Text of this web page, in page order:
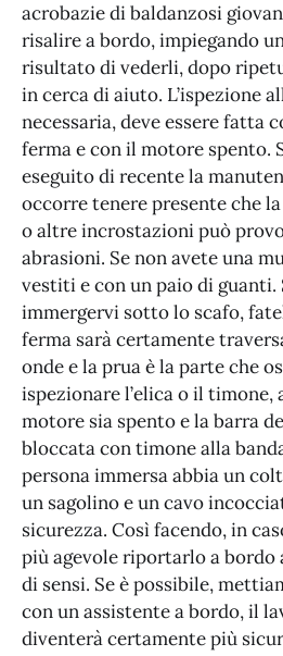
acrobazie di baldanzosi
risalire a bordo, impiegando
risultato di vederli, dopo
in cerca di aiuto. L’ispezione
necessaria, deve essere fatta
ferma e con il motore spento.
eseguito di recente la
occorre tenere presente che
o altre incrostazioni può
abrasioni. Se non avete una
vestiti e con un paio di guanti.
immergervi sotto lo scafo,
ferma sarà certamente
onde e la prua è la parte che
ispezionare l’elica o il timone,
motore sia spento e la barra
bloccata con timone alla
persona immersa abbia un
un sagolino e un cavo
sicurezza. Così facendo, in
più agevole riportarlo a bordo
di sensi. Se è possibile,
con un assistente a bordo, il
diventerà certamente più